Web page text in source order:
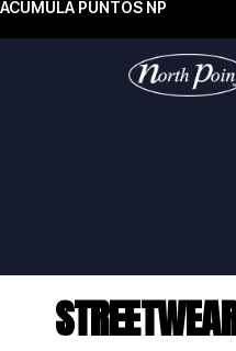
ACUMULA PUNTOS NP